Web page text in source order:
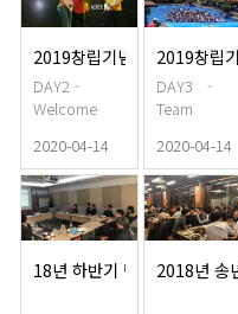
2019창립기념일행사_20주년
DAY2 -
Welcome
크레이션
2020-04-14
2019창립
DAY3 -
Team
2020-04-14
18년 하반기 팀장 워크샵
2018년 송